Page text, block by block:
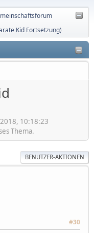
Kid Fortsetzung)
10:18:23
Thema.
BENUTZER-AKTIONEN
#30